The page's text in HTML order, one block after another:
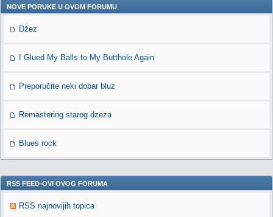
NOVE PORUKE U OVOM FORUMU
Džez
I Glued My Balls to My Butthole Again
Preporučite neki dobar bluz
Remastering starog dzeza
Blues rock
RSS FEED-OVI OVOG FORUMA
RSS najnovijih topica